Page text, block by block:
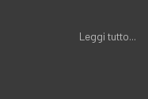
Leggi tutto...